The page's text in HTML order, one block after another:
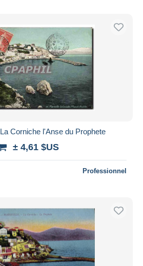
Corniche l'Anse du Prophete
± 4,61 $US
Professionnel